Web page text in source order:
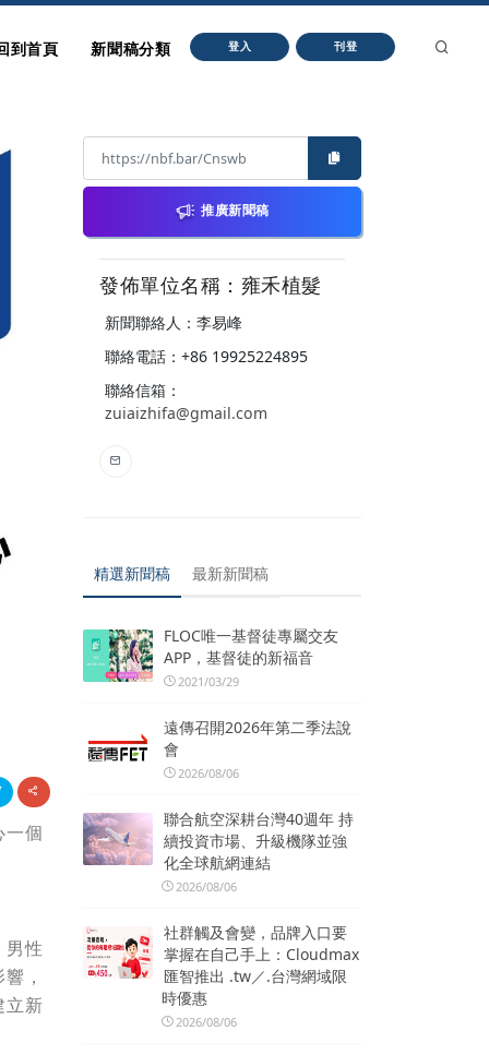
到首頁 新聞稿分類 登入 刊登
一個
男性
，
立新
推廣新聞稿
發佈單位名稱：雍禾植髮
新聞聯絡人：李易峰
聯絡電話：+86 19925224895
聯絡信箱：
zuiaizhifa@gmail.com
精選新聞稿 最新新聞稿
FLOC唯一基督徒專屬交友
APP，基督徒的新福音
2021/03/29
遠傳召開2026年第二季法說
會
2026/08/06
聯合航空深耕台灣40週年 持
續投資市場、升級機隊並強
化全球航網連結
2026/08/06
社群觸及會變，品牌入口要
掌握在自己手上：Cloudmax
匯智推出 .tw／.台灣網域限
時優惠
2026/08/06